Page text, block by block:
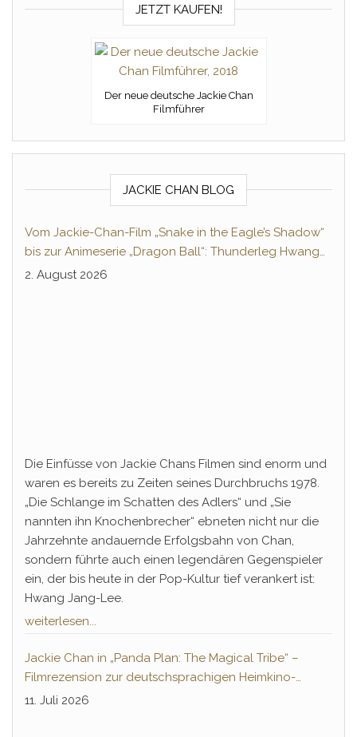
JETZT KAUFEN!
Der neue deutsche Jackie Chan
Filmführer
JACKIE CHAN BLOG
Vom Jackie-Chan-Film „Snake in the Eagle’s Shadow“
bis zur Animeserie „Dragon Ball“: Thunderleg Hwang
Jang-Lee tritt globale Rechteoffensive los
2. August 2026
Die Einfüsse von Jackie Chans Filmen sind enorm und
waren es bereits zu Zeiten seines Durchbruchs 1978.
„Die Schlange im Schatten des Adlers“ und „Sie
nannten ihn Knochenbrecher“ ebneten nicht nur die
Jahrzehnte andauernde Erfolgsbahn von Chan,
sondern führte auch einen legendären Gegenspieler
ein, der bis heute in der Pop-Kultur tief verankert ist:
Hwang Jang-Lee.
weiterlesen...
Jackie Chan in „Panda Plan: The Magical Tribe“ –
Filmrezension zur deutschsprachigen Heimkino-
Premiere
11. Juli 2026